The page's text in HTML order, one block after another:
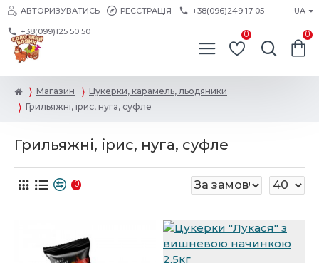
АВТОРИЗУВАТИСЬ РЕЄСТРАЦІЯ +38(096)249 17 05
+38(099)125 50 50
UA
0 0
Магазин
Цукерки, карамель, льодяники
Грильяжні, ірис, нуга, суфле
Грильяжні, ірис, нуга, суфле
0